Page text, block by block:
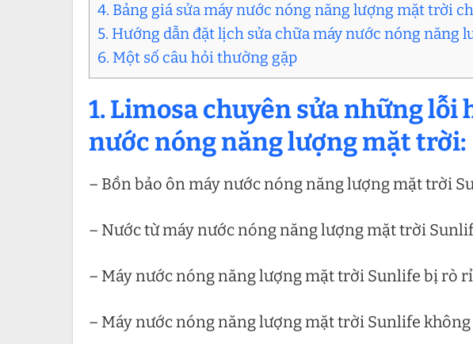
4. Bảng giá sửa máy nước nóng năng lượng mặt trời
5. Hướng dẫn đặt lịch sửa chữa máy nước nóng
6. Một số câu hỏi thường gặp
1. Limosa chuyên sửa những lỗi
nước nóng năng lượng mặt trời:
– Bồn bảo ôn máy nước nóng năng lượng mặt trời
– Nước từ máy nước nóng năng lượng mặt trời
– Máy nước nóng năng lượng mặt trời Sunlife bị rò
– Máy nước nóng năng lượng mặt trời Sunlife